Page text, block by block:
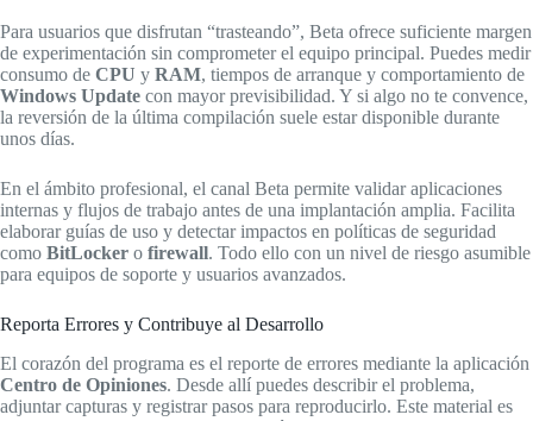
Para usuarios que disfrutan “trasteando”, Beta ofrece suficiente margen
de experimentación sin comprometer el equipo principal. Puedes medir
consumo de CPU y RAM, tiempos de arranque y comportamiento de
Windows Update con mayor previsibilidad. Y si algo no te convence,
la reversión de la última compilación suele estar disponible durante
unos días.
En el ámbito profesional, el canal Beta permite validar aplicaciones
internas y flujos de trabajo antes de una implantación amplia. Facilita
elaborar guías de uso y detectar impactos en políticas de seguridad
como BitLocker o firewall. Todo ello con un nivel de riesgo asumible
para equipos de soporte y usuarios avanzados.
Reporta Errores y Contribuye al Desarrollo
El corazón del programa es el reporte de errores mediante la aplicación
Centro de Opiniones. Desde allí puedes describir el problema,
adjuntar capturas y registrar pasos para reproducirlo. Este material es